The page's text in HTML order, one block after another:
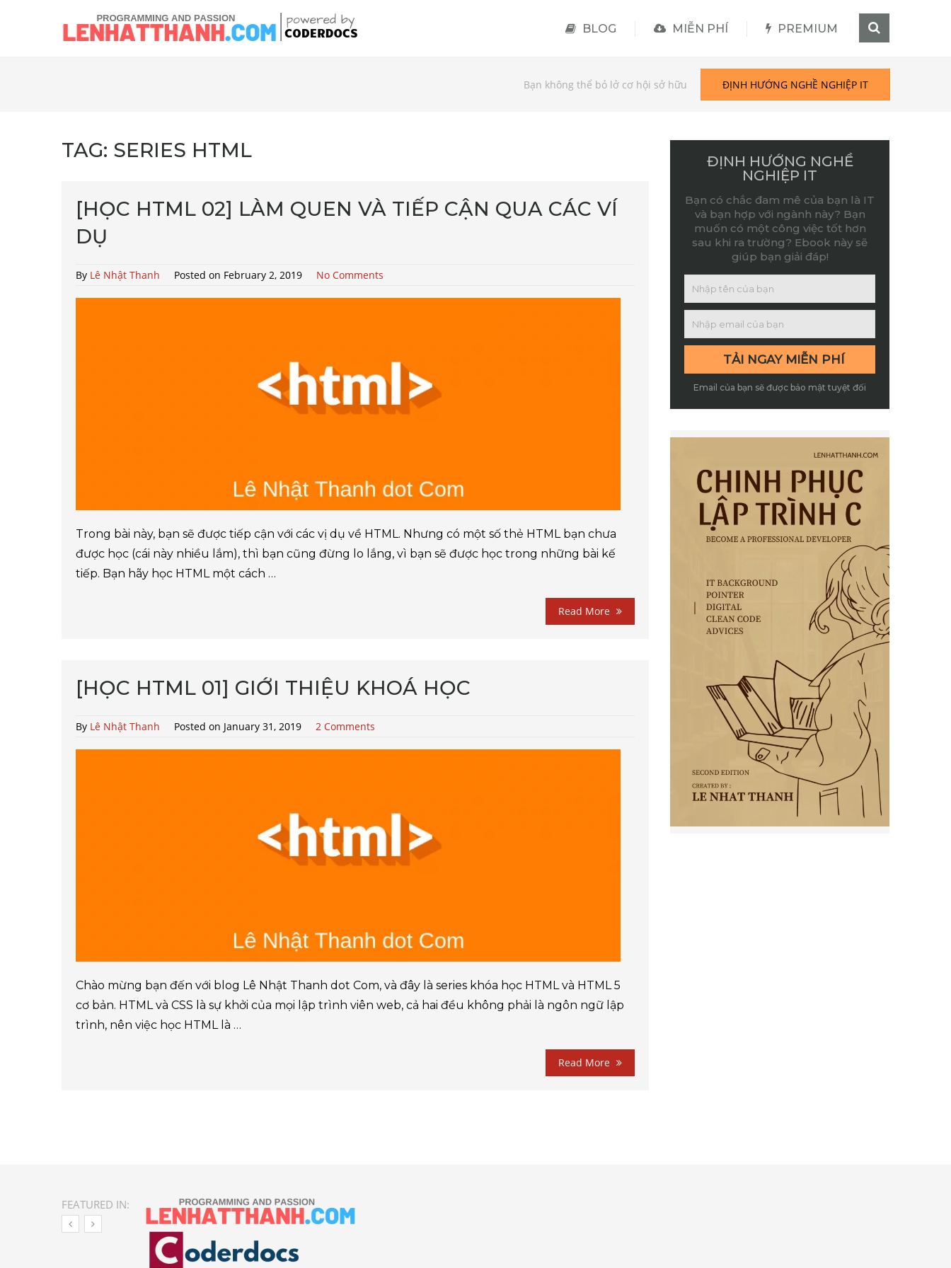
BLOG MIỄN PHÍ PREMIUM
Bạn không thể bỏ lở cơ hội sở hữu ĐỊNH HƯỚNG NGHỀ NGHIỆP IT
TAG: SERIES HTML
[HỌC HTML 02] LÀM QUEN VÀ TIẾP CẬN QUA CÁC VÍ
DỤ
By Lê Nhật Thanh Posted on February 2, 2019 No Comments
Trong bài này, bạn sẽ được tiếp cận với các vị dụ về HTML. Nhưng có một số thẻ HTML bạn chưa
được học (cái này nhiều lắm), thì bạn cũng đừng lo lắng, vì bạn sẽ được học trong những bài kế
tiếp. Bạn hãy học HTML một cách …
Read More
[HỌC HTML 01] GIỚI THIỆU KHOÁ HỌC
By Lê Nhật Thanh Posted on January 31, 2019 2 Comments
Chào mừng bạn đến với blog Lê Nhật Thanh dot Com, và đây là series khóa học HTML và HTML 5
cơ bản. HTML và CSS là sự khởi của mọi lập trình viên web, cả hai đều không phải là ngôn ngữ lập
trình, nên việc học HTML là …
Read More
ĐỊNH HƯỚNG NGHỀ
NGHIỆP IT
Bạn có chắc đam mê của bạn là IT
và bạn hợp với ngành này? Bạn
muốn có một công việc tốt hơn
sau khi ra trường? Ebook này sẽ
giúp bạn giải đáp!
Email của bạn sẽ được bảo mật tuyệt đối
FEATURED IN: